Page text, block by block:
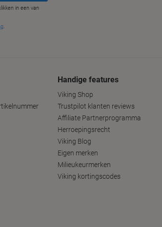
Handige features
Viking Shop
Trustpilot klanten reviews
Affiliate Partnerprogramma
Herroepingsrecht
Viking Blog
Eigen merken
Milieukeurmerken
Viking kortingscodes